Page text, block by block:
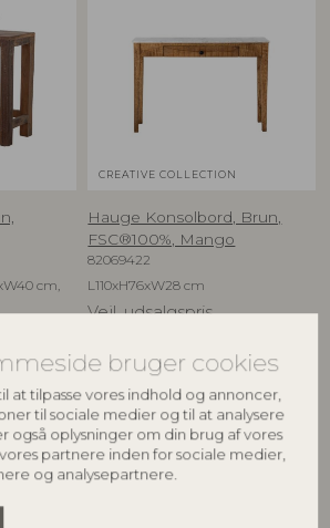
bruger cookies
at tilpasse vores indhold og annoncer,
til sociale medier og til at analysere
også oplysninger om din brug af vores
partnere inden for sociale medier,
og analysepartnere.
cm,
CREATIVE COLLECTION
Hauge Konsolbord, Brun,
FSC®100%, Mango
82069422
L110xH76xW28 cm
Vejl. udsalgspris
BESTSELLER